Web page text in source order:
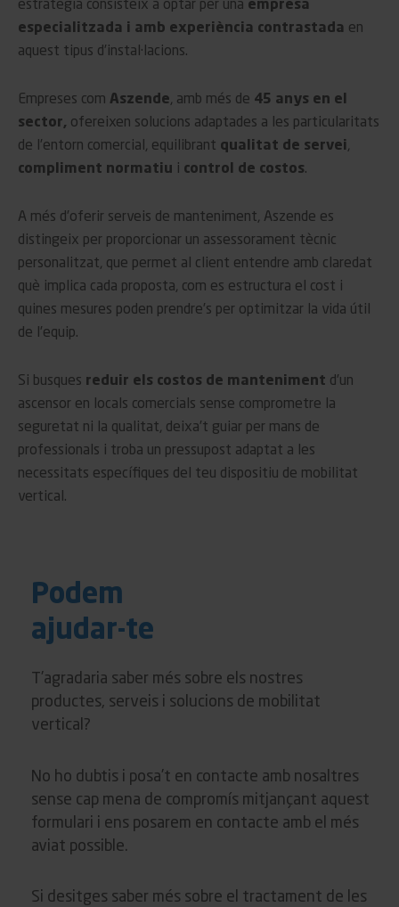
estratègia consisteix a optar per una empresa
especialitzada i amb experiència contrastada en
aquest tipus d’instal·lacions.
Empreses com Aszende, amb més de 45 anys en el
sector, ofereixen solucions adaptades a les particularitats
de l’entorn comercial, equilibrant qualitat de servei,
compliment normatiu i control de costos.
A més d’oferir serveis de manteniment, Aszende es
distingeix per proporcionar un assessorament tècnic
personalitzat, que permet al client entendre amb claredat
què implica cada proposta, com es estructura el cost i
quines mesures poden prendre’s per optimitzar la vida útil
de l’equip.
Si busques reduir els costos de manteniment d’un
ascensor en locals comercials sense comprometre la
seguretat ni la qualitat, deixa’t guiar per mans de
professionals i troba un pressupost adaptat a les
necessitats específiques del teu dispositiu de mobilitat
vertical.
Podem
ajudar-te
T’agradaria saber més sobre els nostres
productes, serveis i solucions de mobilitat
vertical?
No ho dubtis i posa’t en contacte amb nosaltres
sense cap mena de compromís mitjançant aquest
formulari i ens posarem en contacte amb el més
aviat possible.
Si desitges saber més sobre el tractament de les